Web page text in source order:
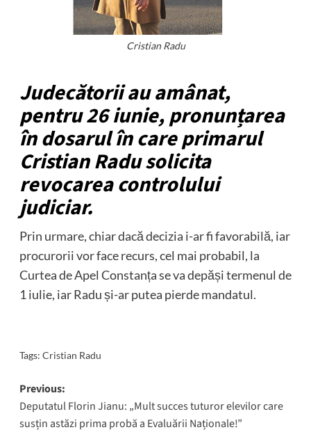
Cristian Radu
Judecătorii au amânat,
pentru 26 iunie, pronunțarea
în dosarul în care primarul
Cristian Radu solicita
revocarea controlului
judiciar.
Prin urmare, chiar dacă decizia i-ar fi favorabilă, iar
procurorii vor face recurs, cel mai probabil, la
Curtea de Apel Constanța se va depăși termenul de
1 iulie, iar Radu și-ar putea pierde mandatul.
Tags: Cristian Radu
Post
navigation
Previous:
Deputatul Florin Jianu: „Mult succes tuturor elevilor care
susțin astăzi prima probă a Evaluării Naționale!”